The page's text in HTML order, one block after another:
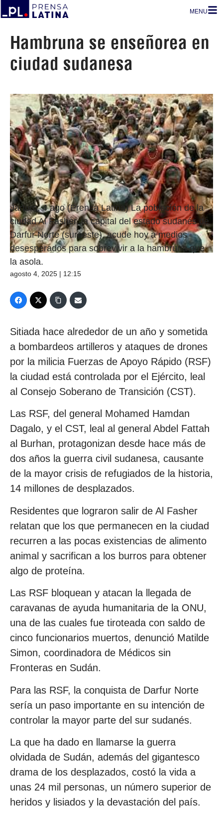
MENU
Hambruna se enseñorea en
ciudad sudanesa
Jartum, 4 ago (Prensa Latina) La población de la
ciudad Al Fasher, la capital del estado sudanés de
Darfur Norte (suroeste), acude hoy a medios
desesperados para sobrevivir a la hambruna que
la asola.
agosto 4, 2025 | 12:15
Sitiada hace alrededor de un año y sometida
a bombardeos artilleros y ataques de drones
por la milicia Fuerzas de Apoyo Rápido (RSF)
la ciudad está controlada por el Ejército, leal
al Consejo Soberano de Transición (CST).
Las RSF, del general Mohamed Hamdan
Dagalo, y el CST, leal al general Abdel Fattah
al Burhan, protagonizan desde hace más de
dos años la guerra civil sudanesa, causante
de la mayor crisis de refugiados de la historia,
14 millones de desplazados.
Residentes que lograron salir de Al Fasher
relatan que los que permanecen en la ciudad
recurren a las pocas existencias de alimento
animal y sacrifican a los burros para obtener
algo de proteína.
Las RSF bloquean y atacan la llegada de
caravanas de ayuda humanitaria de la ONU,
una de las cuales fue tiroteada con saldo de
cinco funcionarios muertos, denunció Matilde
Simon, coordinadora de Médicos sin
Fronteras en Sudán.
Para las RSF, la conquista de Darfur Norte
sería un paso importante en su intención de
controlar la mayor parte del sur sudanés.
La que ha dado en llamarse la guerra
olvidada de Sudán, además del gigantesco
drama de los desplazados, costó la vida a
unas 24 mil personas, un número superior de
heridos y lisiados y la devastación del país.